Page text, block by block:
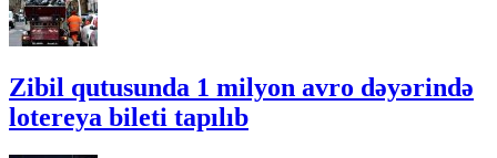
Zibil qutusunda 1 milyon avro dəyərində
lotereya bileti tapılıb